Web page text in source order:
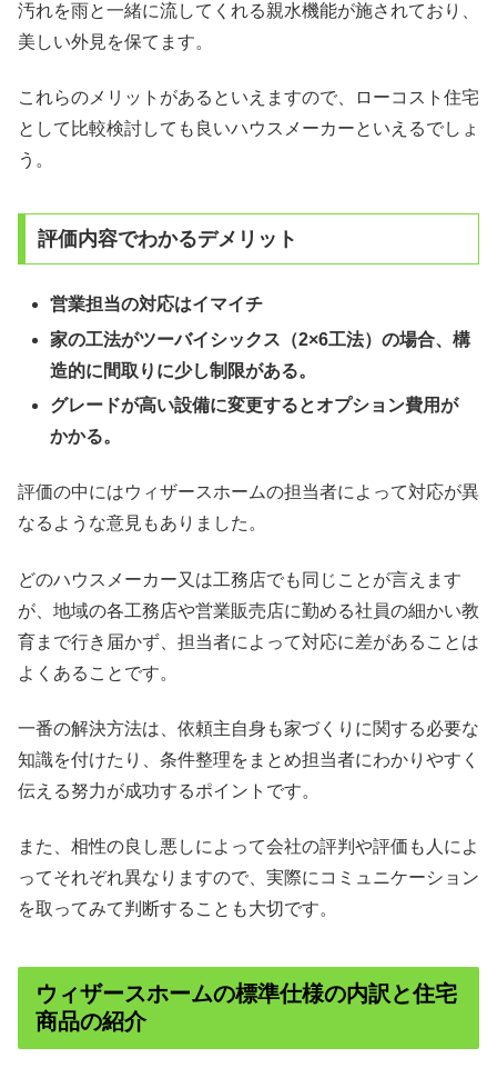
汚れを雨と一緒に流してくれる親水機能が施されており、
美しい外見を保てます。
これらのメリットがあるといえますので、ローコスト住宅
として比較検討しても良いハウスメーカーといえるでしょ
う。
評価内容でわかるデメリット
営業担当の対応はイマイチ
家の工法がツーバイシックス（2×6工法）の場合、構
造的に間取りに少し制限がある。
グレードが高い設備に変更するとオプション費用が
かかる。
評価の中にはウィザースホームの担当者によって対応が異
なるような意見もありました。
どのハウスメーカー又は工務店でも同じことが言えます
が、地域の各工務店や営業販売店に勤める社員の細かい教
育まで行き届かず、担当者によって対応に差があることは
よくあることです。
一番の解決方法は、依頼主自身も家づくりに関する必要な
知識を付けたり、条件整理をまとめ担当者にわかりやすく
伝える努力が成功するポイントです。
また、相性の良し悪しによって会社の評判や評価も人によ
ってそれぞれ異なりますので、実際にコミュニケーション
を取ってみて判断することも大切です。
ウィザースホームの標準仕様の内訳と住宅
商品の紹介